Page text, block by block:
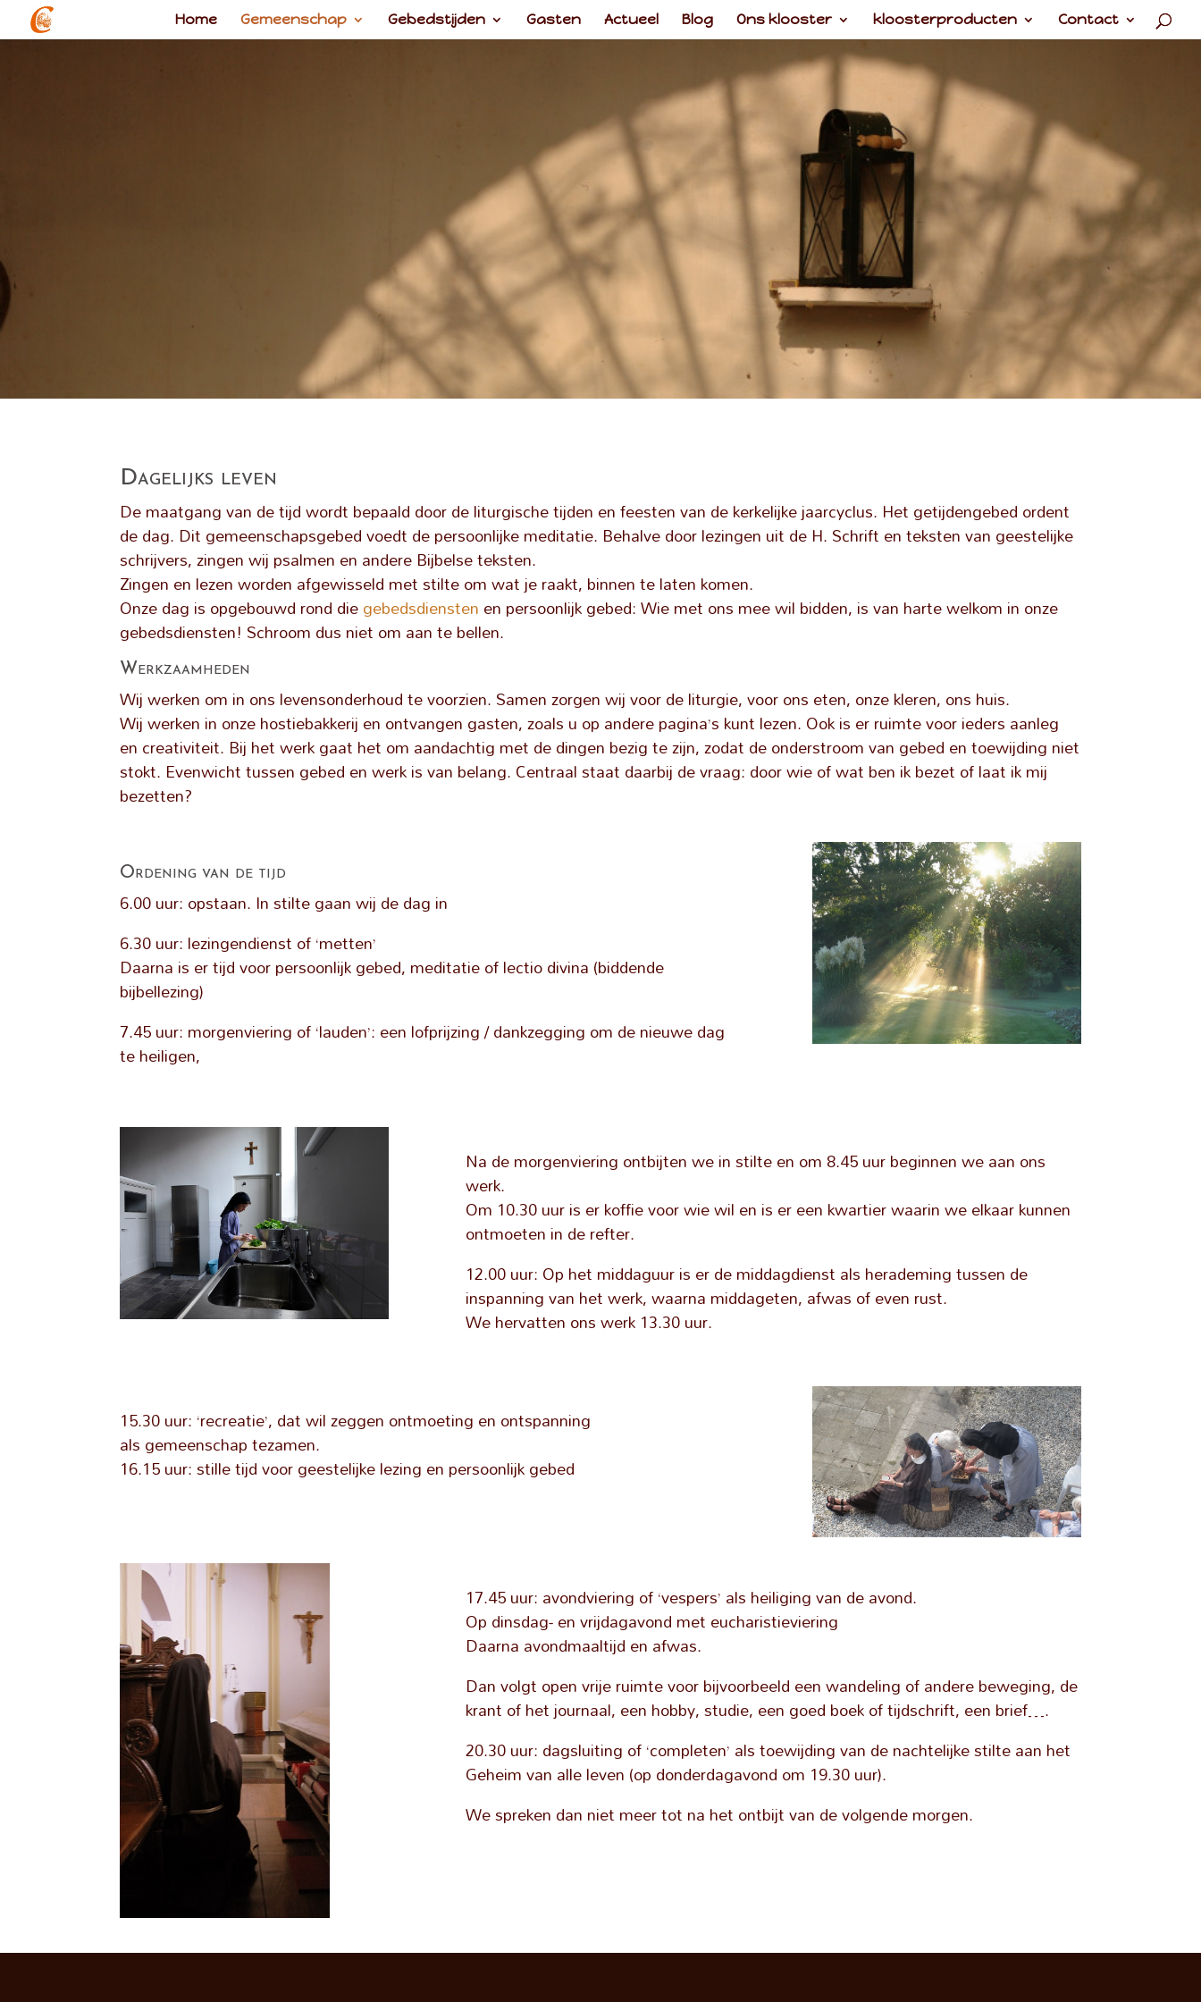
Home Gemeenschap Gebedstijden Gasten Actueel Blog Ons klooster kloosterproducten Contact
Dagelijks leven
De maatgang van de tijd wordt bepaald door de liturgische tijden en feesten van de kerkelijke jaarcyclus. Het getijdengebed ordent
de dag. Dit gemeenschapsgebed voedt de persoonlijke meditatie. Behalve door lezingen uit de H. Schrift en teksten van geestelijke
schrijvers, zingen wij psalmen en andere Bijbelse teksten.
Zingen en lezen worden afgewisseld met stilte om wat je raakt, binnen te laten komen.
Onze dag is opgebouwd rond diegebedsdienstenen persoonlijk gebed: Wie met ons mee wil bidden, is van harte welkom in onze
gebedsdiensten! Schroom dus niet om aan te bellen.
Werkzaamheden
Wij werken om in ons levensonderhoud te voorzien. Samen zorgen wij voor de liturgie, voor ons eten, onze kleren, ons huis.
Wij werken in onze hostiebakkerij en ontvangen gasten, zoals u op andere pagina’s kunt lezen. Ook is er ruimte voor ieders aanleg
en creativiteit. Bij het werk gaat het om aandachtig met de dingen bezig te zijn, zodat de onderstroom van gebed en toewijding niet
stokt. Evenwicht tussen gebed en werk is van belang. Centraal staat daarbij de vraag: door wie of wat ben ik bezet of laat ik mij
bezetten?
Ordening van de tijd
6.00 uur: opstaan. In stilte gaan wij de dag in
6.30 uur: lezingendienst of ‘metten’
Daarna is er tijd voor persoonlijk gebed, meditatie of lectio divina (biddende
bijbellezing)
7.45 uur: morgenviering of ‘lauden’: een lofprijzing / dankzegging om de nieuwe dag
te heiligen,
Na de morgenviering ontbijten we in stilte en om 8.45 uur beginnen we aan ons
werk.
Om 10.30 uur is er koffie voor wie wil en is er een kwartier waarin we elkaar kunnen
ontmoeten in de refter.
12.00 uur: Op het middaguur is er de middagdienst als herademing tussen de
inspanning van het werk, waarna middageten, afwas of even rust.
We hervatten ons werk 13.30 uur.
15.30 uur: ‘recreatie’, dat wil zeggen ontmoeting en ontspanning
als gemeenschap tezamen.
16.15 uur: stille tijd voor geestelijke lezing en persoonlijk gebed
17.45 uur: avondviering of ‘vespers’ als heiliging van de avond.
Op dinsdag- en vrijdagavond met eucharistieviering
Daarna avondmaaltijd en afwas.
Dan volgt open vrije ruimte voor bijvoorbeeld een wandeling of andere beweging, de
krant of het journaal, een hobby, studie, een goed boek of tijdschrift, een brief….
20.30 uur: dagsluiting of ‘completen’ als toewijding van de nachtelijke stilte aan het
Geheim van alle leven (op donderdagavond om 19.30 uur).
We spreken dan niet meer tot na het ontbijt van de volgende morgen.